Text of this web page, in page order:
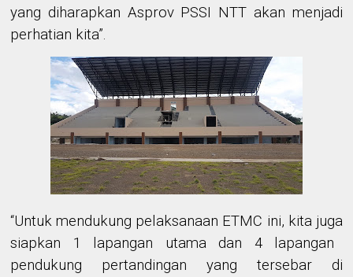
yang diharapkan Asprov PSSI NTT akan menjadi
perhatian kita”.
“Untuk mendukung pelaksanaan ETMC ini, kitajuga
siapkan 1 lapangan utama dan 4 lapangan
pendukung pertandingan yang tersebar di